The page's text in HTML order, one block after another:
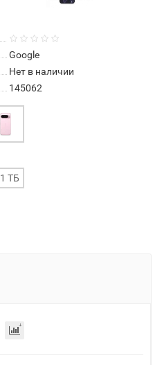
Google
Нет в наличии
145062
1 ТБ